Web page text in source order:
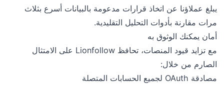
يبلغ عملاؤنا عن اتخاذ قرارات مدعومة بالبيانات أسرع بثلاث
مرات مقارنة بأدوات التحليل التقليدية.
أمان يمكنك الوثوق به
مع تزايد قيود المنصات، تحافظ Lionfollow على الامتثال
الصارم من خلال:
مصادقة OAuth لجميع الحسابات المتصلة